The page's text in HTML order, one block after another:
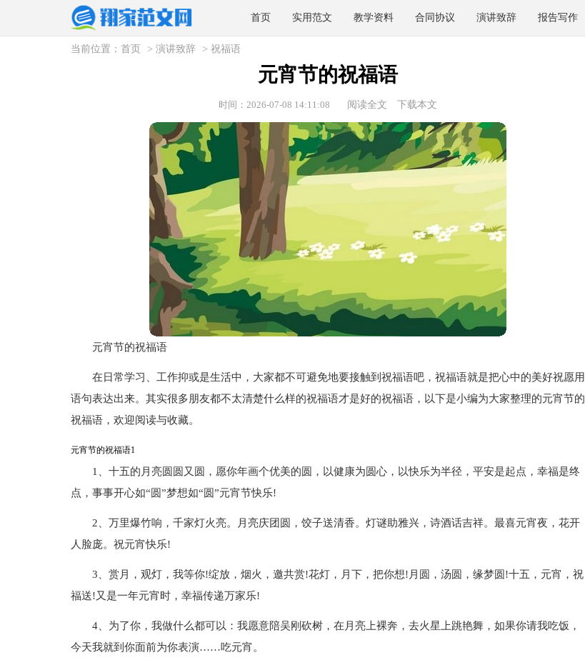
首页 实用范文 教学资料 合同协议 演讲致辞 报告写作
当前位置： 首页 > 演讲致辞 > 祝福语
元宵节的祝福语
时间：2026-07-08 14:11:08 阅读全文 下载本文
元宵节的祝福语
在日常学习、工作抑或是生活中，大家都不可避免地要接触到祝福语吧，祝福语就是把心中的美好祝愿用
语句表达出来。其实很多朋友都不太清楚什么样的祝福语才是好的祝福语，以下是小编为大家整理的元宵节的
祝福语，欢迎阅读与收藏。
元宵节的祝福语1
1、十五的月亮圆圆又圆，愿你年画个优美的圆，以健康为圆心，以快乐为半径，平安是起点，幸福是终
点，事事开心如“圆”梦想如“圆”元宵节快乐!
2、万里爆竹响，千家灯火亮。月亮庆团圆，饺子送清香。灯谜助雅兴，诗酒话吉祥。最喜元宵夜，花开
人脸庞。祝元宵快乐!
3、赏月，观灯，我等你!绽放，烟火，邀共赏!花灯，月下，把你想!月圆，汤圆，缘梦圆!十五，元宵，祝
福送!又是一年元宵时，幸福传递万家乐!
4、为了你，我做什么都可以：我愿意陪吴刚砍树，在月亮上裸奔，去火星上跳艳舞，如果你请我吃饭，
今天我就到你面前为你表演……吃元宵。